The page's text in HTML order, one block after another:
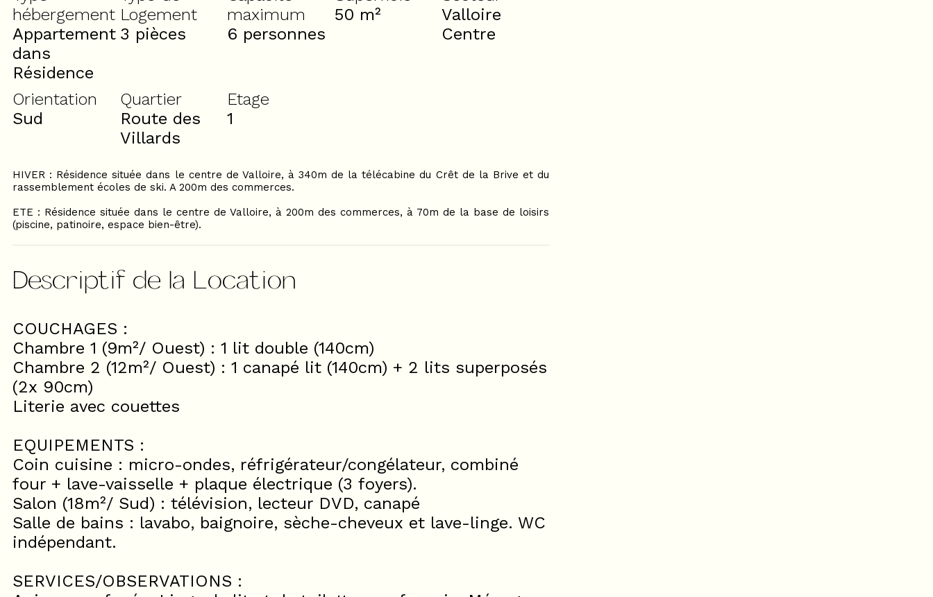
hébergement
Appartement
dans
Résidence
Logement
3 pièces
maximum
6 personnes
50 m²
Valloire
Centre
Orientation
Sud
Quartier
Route des
Villards
Etage
1
HIVER : Résidence située dans le centre de Valloire, à 340m de la télécabine du Crêt de la Brive et du
rassemblement écoles de ski. A 200m des commerces.
ETE : Résidence située dans le centre de Valloire, à 200m des commerces, à 70m de la base de loisirs
(piscine, patinoire, espace bien-être).
Descriptif de la Location
COUCHAGES :
Chambre 1 (9m²/ Ouest) : 1 lit double (140cm)
Chambre 2 (12m²/ Ouest) : 1 canapé lit (140cm) + 2 lits superposés
(2x 90cm)
Literie avec couettes
EQUIPEMENTS :
Coin cuisine : micro-ondes, réfrigérateur/congélateur, combiné
four + lave-vaisselle + plaque électrique (3 foyers).
Salon (18m²/ Sud) : télévision, lecteur DVD, canapé
Salle de bains : lavabo, baignoire, sèche-cheveux et lave-linge. WC
indépendant.
SERVICES/OBSERVATIONS :